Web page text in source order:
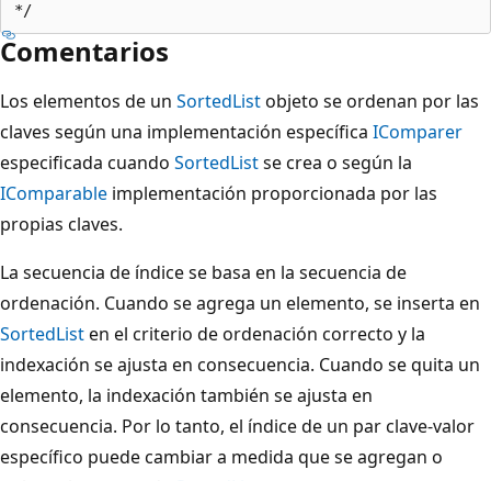
Comentarios
Los elementos de un SortedListobjeto se ordenan por las
claves según una implementación específica IComparer
especificada cuando SortedListse crea o según la
IComparable implementación proporcionada por las
propias claves.
La secuencia de índice se basa en la secuencia de
ordenación. Cuando se agrega un elemento, se inserta en
SortedListen el criterio de ordenación correcto y la
indexación se ajusta en consecuencia. Cuando se quita un
elemento, la indexación también se ajusta en
consecuencia. Por lo tanto, el índice de un par clave-valor
específico puede cambiar a medida que se agregan o